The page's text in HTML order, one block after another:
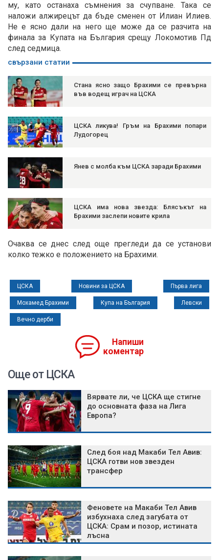
му, като останаха съмнения за счупване. Така се
наложи алжирецът да бъде сменен от Илиан Илиев.
Не е ясно дали на него ще може да се разчита на
финала за Купата на България срещу Локомотив Пд
след седмица.
свързани статии
Стана ясно защо Брахими се превърна
във водещ играч на ЦСКА
ЦСКА ликува! Гръм на Брахими попари
Лудогорец
Янев с молба към ЦСКА заради Брахими
ЦСКА има нова звезда: Блясъкът на
Брахими заслепи новите крила
Очаква се днес след още прегледи да се установи
колко тежко е положението на Брахими.
ЦСКА Новини за ЦСКА Първа лига
Мохамед Брахими Купа на България Левски
Вечно дерби
Напиши
коментар
Още от ЦСКА
Вярвате ли, че ЦСКА ще стигне
до основната фаза на Лига
Европа?
След боя над Макаби Тел Авив:
ЦСКА готви нов звезден
трансфер
Феновете на Макаби Тел Авив
избухнаха след загубата от
ЦСКА: Срам и позор, истината
лъсна